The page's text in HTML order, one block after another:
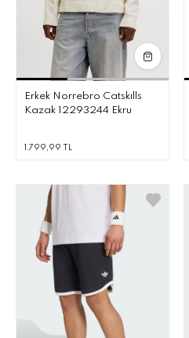
Erkek Norrebro Catskılls
Kazak 12293244 Ekru
1.799,99 TL